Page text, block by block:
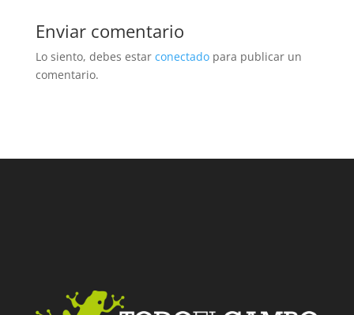
Enviar comentario
Lo siento, debes estar conectadopara publicar un
comentario.